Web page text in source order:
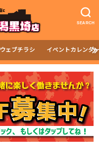
SEARCH
ウェブチラシ イベントカレンダ